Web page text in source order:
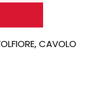
CAVOLO